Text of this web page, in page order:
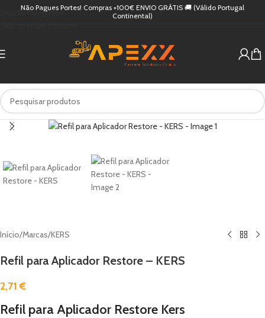
Skip to navigation
Não Pagues Portes! Compras +100€ ENVIO GRÁTIS 🚚 (Válido Portugal
Continental)
Início/Marcas/KERS
Refil para Aplicador Restore – KERS
2,71€
Refil para Aplicador Restore Kers